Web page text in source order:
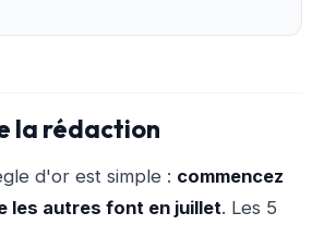
la rédaction
d'or est simple : commencez
les autres font en juillet. Les 5